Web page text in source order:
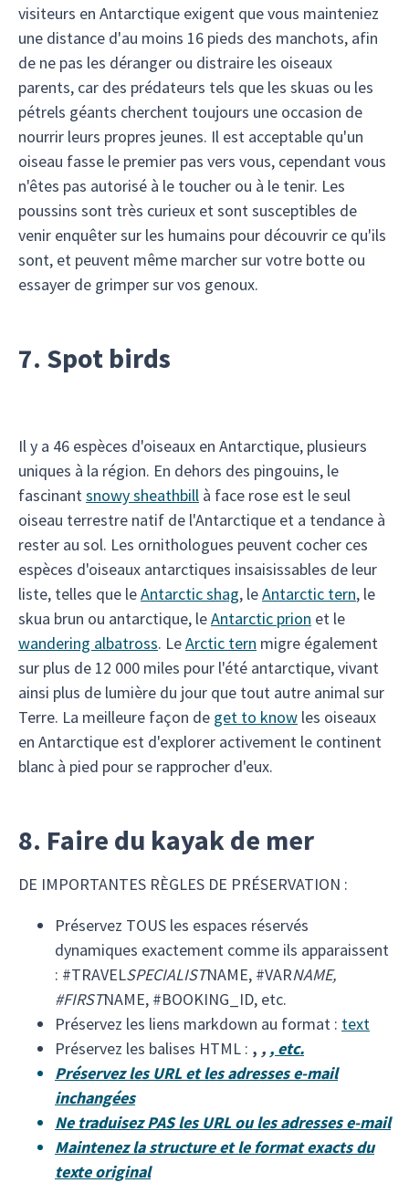
visiteurs en Antarctique exigent que vous mainteniez
une distance d'au moins 16 pieds des manchots, afin
de ne pas les déranger ou distraire les oiseaux
parents, car des prédateurs tels que les skuas ou les
pétrels géants cherchent toujours une occasion de
nourrir leurs propres jeunes. Il est acceptable qu'un
oiseau fasse le premier pas vers vous, cependant vous
n'êtes pas autorisé à le toucher ou à le tenir. Les
poussins sont très curieux et sont susceptibles de
venir enquêter sur les humains pour découvrir ce qu'ils
sont, et peuvent même marcher sur votre botte ou
essayer de grimper sur vos genoux.
7. Spot birds
Il y a 46 espèces d'oiseaux en Antarctique, plusieurs
uniques à la région. En dehors des pingouins, le
fascinantsnowy sheathbill à face rose est le seul
oiseau terrestre natif de l'Antarctique et a tendance à
rester au sol. Les ornithologues peuvent cocher ces
espèces d'oiseaux antarctiques insaisissables de leur
liste, telles que leAntarctic shag, leAntarctic tern, le
skua brun ou antarctique, leAntarctic prion et le
wandering albatross. LeArctic tern migre également
sur plus de 12 000 miles pour l'été antarctique, vivant
ainsi plus de lumière du jour que tout autre animal sur
Terre. La meilleure façon de get to know les oiseaux
en Antarctique est d'explorer activement le continent
blanc à pied pour se rapprocher d'eux.
8. Faire du kayak de mer
DE IMPORTANTES RÈGLES DE PRÉSERVATION :
Préservez TOUS les espaces réservés
dynamiques exactement comme ils apparaissent
: #TRAVELSPECIALISTNAME, #VARNAME,
#FIRSTNAME, #BOOKING_ID, etc.
Préservez les liens markdown au format : text
Préservez les balises HTML : , , , etc.
Préservez les URL et les adresses e-mail
inchangées
Ne traduisez PAS les URL ou les adresses e-mail
Maintenez la structure et le format exacts du
texte original